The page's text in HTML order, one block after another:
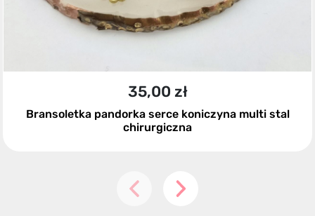
35,00 zł
Bransoletka pandorka serce koniczyna multi stal
chirurgiczna